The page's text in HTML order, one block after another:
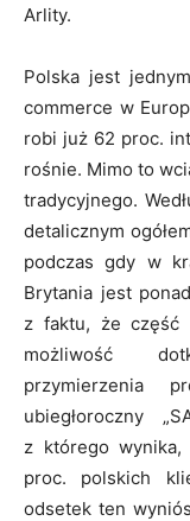
Arlity.
Polska jest
commerce w
robi już 62 proc.
rośnie. Mimo to
tradycyjnego.
detalicznym
podczas gdy w
Brytania jest
z faktu, że część
możliwość
przymierzenia
ubiegłoroczny
z którego wynika,
proc. polskich
odsetek ten